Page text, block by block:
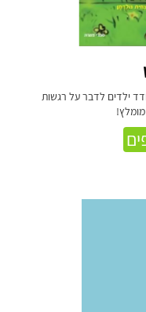
ילדים לדבר על רגשות